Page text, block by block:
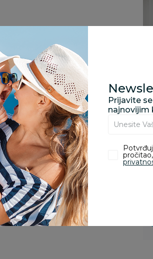
Prijavite
najnovijim